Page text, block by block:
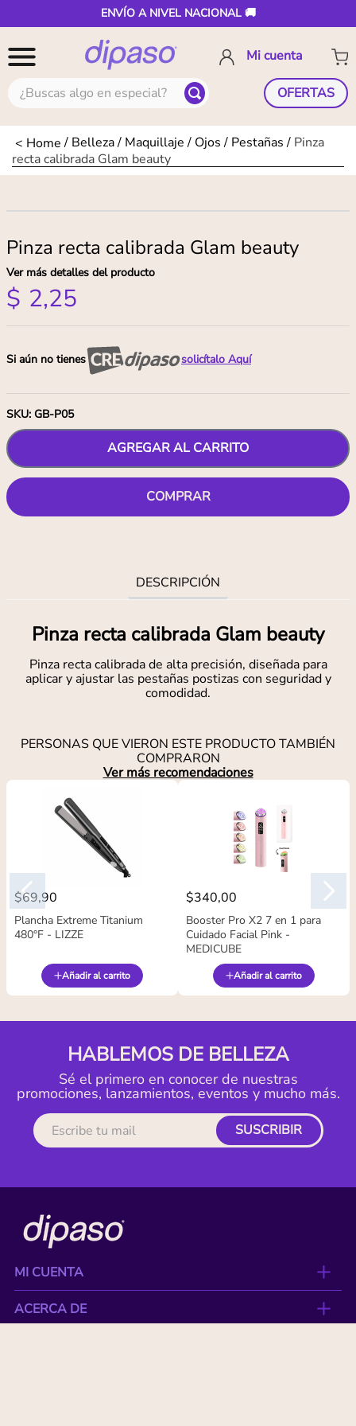
ENVÍO A NIVEL NACIONAL 🚚
¿Buscas algo en especial? OFERTAS
Belleza Maquillaje Ojos Pestañas
Pinza
recta calibrada Glam beauty
Pinza recta calibrada Glam beauty
Ver más detalles del producto
$ 2,25
Si aún no tienes solicítalo Aquí
SKU: GB-P05
AGREGAR AL CARRITO
COMPRAR
DESCRIPCIÓN
Pinza recta calibrada Glam beauty
Pinza recta calibrada de alta precisión, diseñada para
aplicar y ajustar las pestañas postizas con seguridad y
comodidad.
PERSONAS QUE VIERON ESTE PRODUCTO TAMBIÉN
COMPRARON
Ver más recomendaciones
$69,90
Plancha Extreme Titanium
480°F - LIZZE
Añadir al carrito
$340,00
Booster Pro X2 7 en 1 para
Cuidado Facial Pink -
MEDICUBE
Añadir al carrito
HABLEMOS DE BELLEZA
Sé el primero en conocer de nuestras
promociones, lanzamientos, eventos y mucho más.
SUSCRIBIR
MI CUENTA
ACERCA DE